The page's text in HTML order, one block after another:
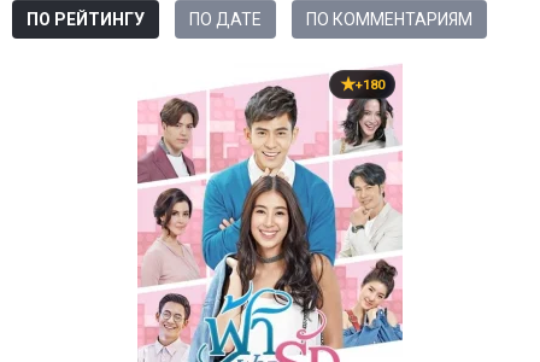
ПО РЕЙТИНГУ ПО ДАТЕ ПО КОММЕНТАРИЯМ
+180